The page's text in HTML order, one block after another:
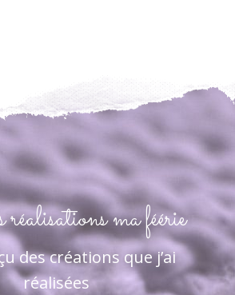
réalisations ma féérie
des créations que j’ai
réalisées